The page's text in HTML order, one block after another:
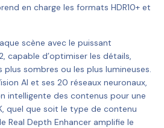
en charge les formats HDR10+ et
scène avec le puissant
capable d’optimiser les détails,
plus sombres ou les plus lumineuses.
AI et ses 20 réseaux neuronaux,
intelligente des contenus pour une
quel que soit le type de contenu
Real Depth Enhancer amplifie le